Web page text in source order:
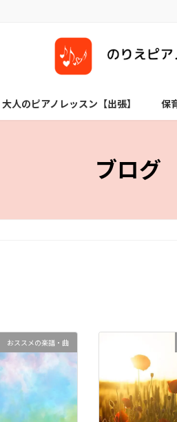
大人のピアノレッスン【出張】 保
ブログ
おススメの楽譜・曲